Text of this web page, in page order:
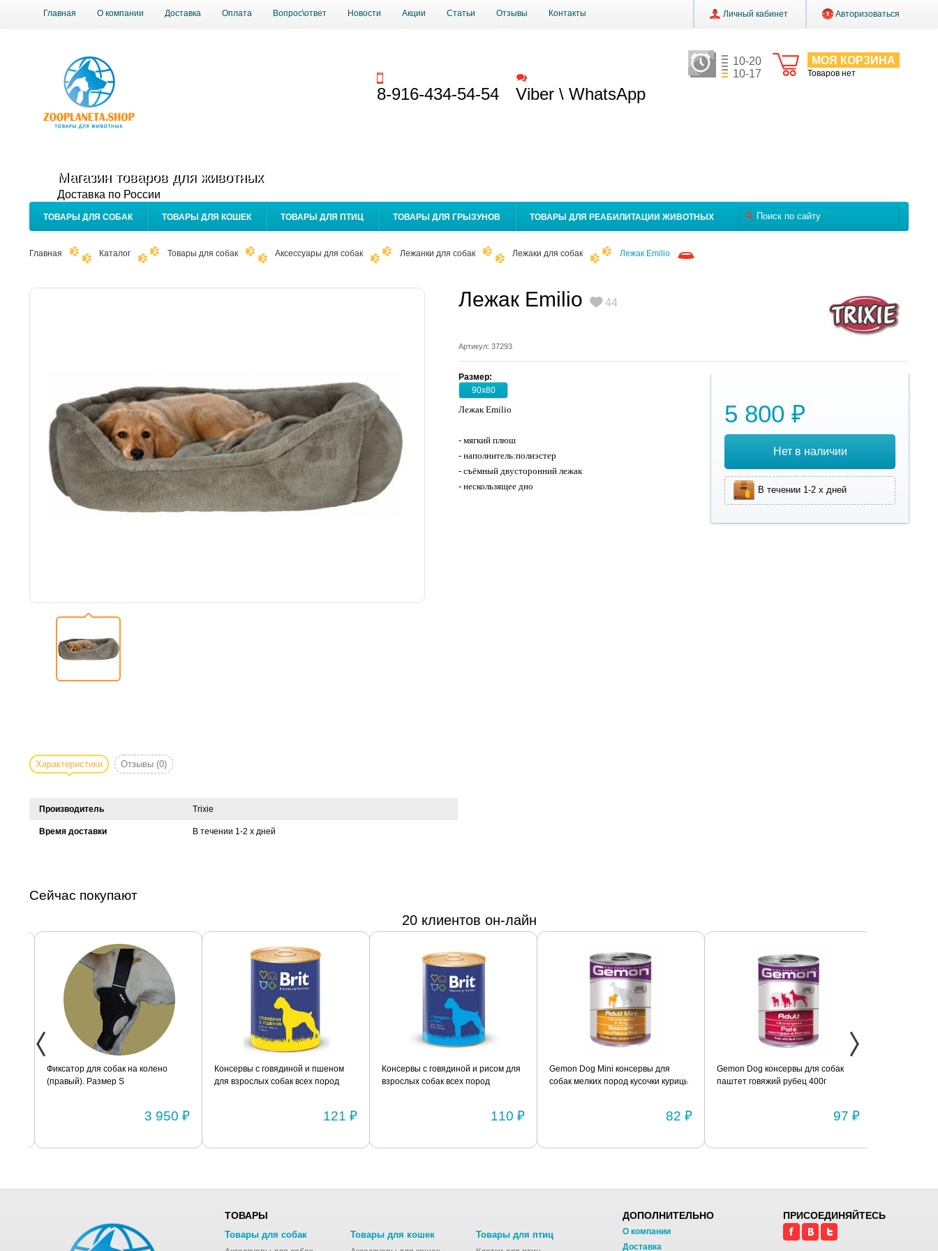
Главная О компании Доставка Оплата Вопрос\ответ Новости Акции Статьи Отзывы Контакты Личный кабинет Авторизоваться
МОЯ КОРЗИНА
Товаров нет
10-20
10-17
Магазин товаров для животных
Доставка по России
8-916-434-54-54 Viber \ WhatsApp
ТОВАРЫ ДЛЯ СОБАК ТОВАРЫ ДЛЯ КОШЕК ТОВАРЫ ДЛЯ ПТИЦ ТОВАРЫ ДЛЯ ГРЫЗУНОВ ТОВАРЫ ДЛЯ РЕАБИЛИТАЦИИ ЖИВОТНЫХ
Главная Каталог Товары для собак Аксессуары для собак Лежанки для собак Лежаки для собак Лежак Emilio
Лежак Emilio 44
Артикул: 37293
Размер:
90х80
5 800 ₽
Нет в наличии
В течении 1-2 х дней
Лежак Emilio
- мягкий плюш
- наполнитель:полиэстер
- съёмный двусторонний лежак
- нескользящее дно
Характеристики Отзывы (0)
Производитель Trixie
Время доставки В течении 1-2 х дней
Сейчас покупают
20 клиентов он-лайн
Фиксатор для собак на колено
(правый). Размер S
3 950 ₽
Консервы с говядиной и пшеном
для взрослых собак всех пород
121 ₽
Консервы с говядиной и рисом для
взрослых собак всех пород
110 ₽
Gemon Dog Mini консервы для
собак мелких пород кусочки курицы
82 ₽
Gemon Dog консервы для собак
паштет говяжий рубец 400г
97 ₽
ТОВАРЫ
Товары для собак Товары для кошек Товары для птиц
ДОПОЛНИТЕЛЬНО
О компании
Доставка
ПРИСОЕДИНЯЙТЕСЬ